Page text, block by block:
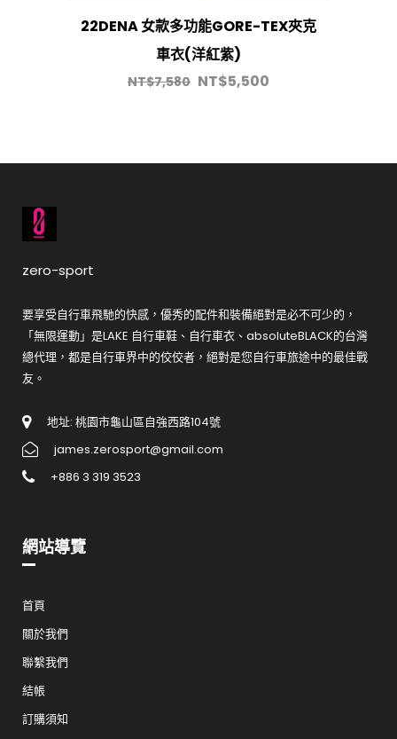
22DENA 女款多功能GORE-TEX夾克
車衣(洋紅紫)
NT$7,580 NT$5,500
zero-sport
要享受自行車飛馳的快感，優秀的配件和裝備絕對是必不可少的，
「無限運動」是LAKE 自行車鞋、自行車衣、absoluteBLACK的台灣
總代理，都是自行車界中的佼佼者，絕對是您自行車旅途中的最佳戰
友。
地址: 桃園市龜山區自強西路104號
james.zerosport@gmail.com
+886 3 319 3523
網站導覽
首頁
關於我們
聯繫我們
結帳
訂購須知